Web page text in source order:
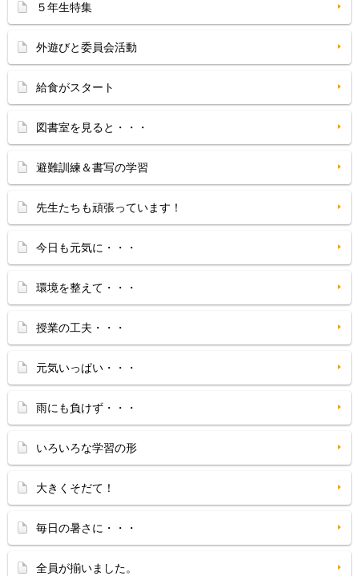
５年生特集
外遊びと委員会活動
給食がスタート
図書室を見ると・・・
避難訓練＆書写の学習
先生たちも頑張っています！
今日も元気に・・・
環境を整えて・・・
授業の工夫・・・
元気いっぱい・・・
雨にも負けず・・・
いろいろな学習の形
大きくそだて！
毎日の暑さに・・・
全員が揃いました。